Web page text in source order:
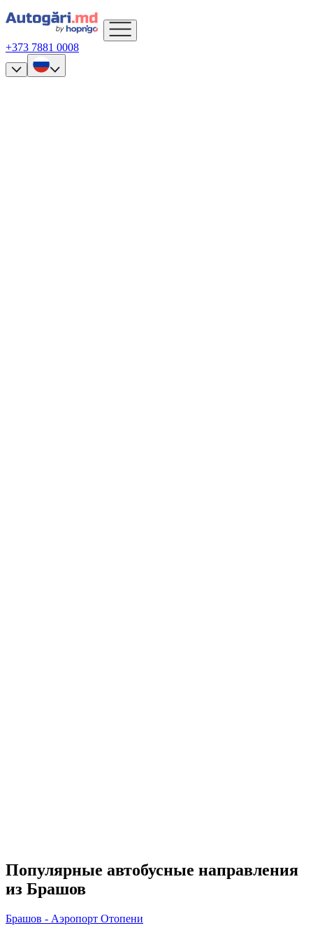
+373 7881 0008
Популярные автобусные направления
из Брашов
Брашов - Аэропорт Отопени